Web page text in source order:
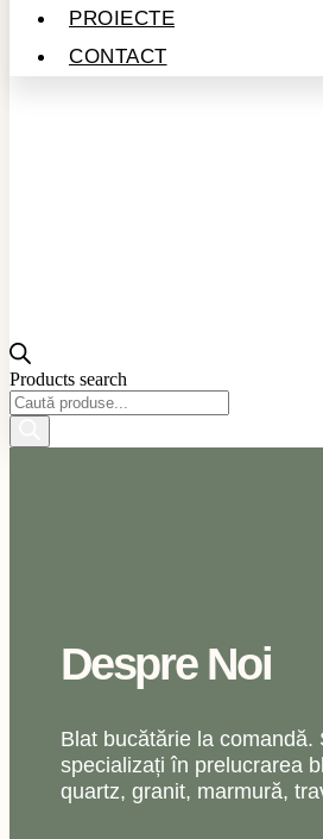
PROIECTE
CONTACT
Products search
Despre Noi
Blat bucătărie la comandă.
specializați în prelucrarea
quartz, granit, marmură,